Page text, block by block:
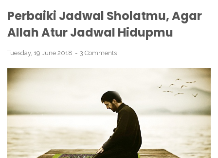
Perbaiki Jadwal Sholatmu, Agar
Allah Atur Jadwal Hidupmu
Tuesday, 19 June 2018 3 Comments